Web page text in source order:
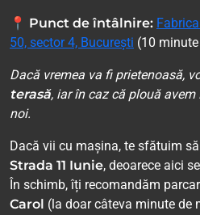
📍 Punct de întâlnire:
50, sector 4, București (10
Dacă vremea va fi prietenoasă,
terasă, iar în caz că plouă avem
noi.
Dacă vii cu mașina, te sfătuim să
Strada 11 Iunie, deoarece aici
În schimb, îți recomandăm
Carol (la doar câteva minute de